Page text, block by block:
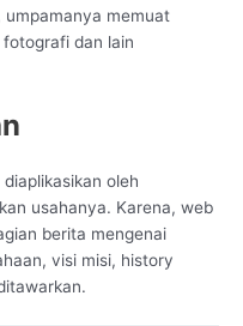
umpamanya memuat
dan lain
oleh
usahanya. Karena, web
berita mengenai
visi misi, history